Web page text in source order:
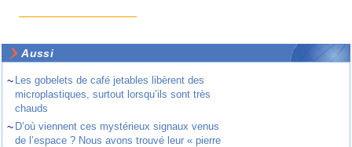
Aussi
~ Les gobelets de café jetables libèrent des
microplastiques, surtout lorsqu’ils sont très
chauds
~ D’où viennent ces mystérieux signaux venus
de l’espace ? Nous avons trouvé leur « pierre